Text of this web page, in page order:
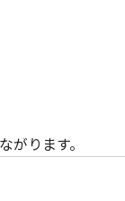
がります。